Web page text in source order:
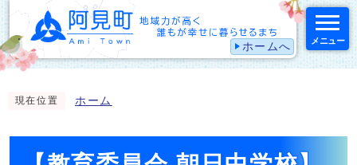
ホームへ メニュー
現在位置 ホーム